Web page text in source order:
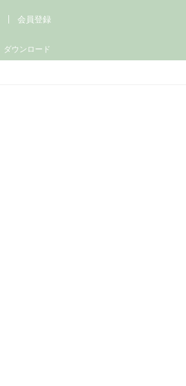
ダウンロード
会員登録